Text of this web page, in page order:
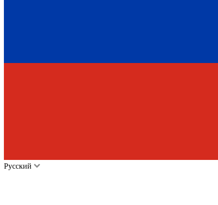
Русский